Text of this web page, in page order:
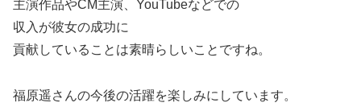
主演作品やCM主演、YouTubeなどでの
収入が彼女の成功に
貢献していることは素晴らしいことですね。
福原遥さんの今後の活躍を楽しみにしています。